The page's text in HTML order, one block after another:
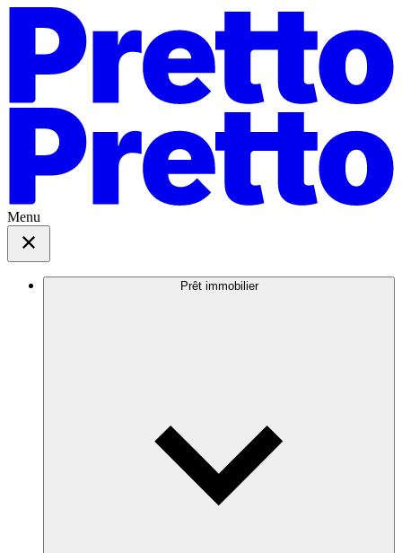
Menu
Prêt immobilier